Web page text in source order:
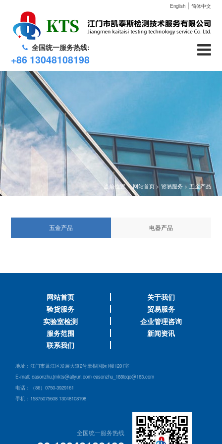
English | 简体中文
全国统一服务热线:
+86 13048108198
当前位置： 网站首页 > 贸易服务 > 五金产品
五金产品 电器产品
网站首页
关于我们
验货服务
贸易服务
实验室检测
企业管理咨询
服务范围
新闻资讯
联系我们
地址：江门市蓬江区发展大道2号摩根国际1幢1201室
E-mail: easonzhu.jmkts@aliyun.com easonzhu_188icqc@163.com
电话：（86）0750-3929161
手机：15875075608 13048108198
全国统一服务热线